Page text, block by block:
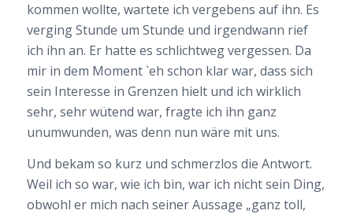
kommen wollte, wartete ich vergebens auf ihn. Es
verging Stunde um Stunde und irgendwann rief
ich ihn an. Er hatte es schlichtweg vergessen. Da
mir in dem Moment `eh schon klar war, dass sich
sein Interesse in Grenzen hielt und ich wirklich
sehr, sehr wütend war, fragte ich ihn ganz
unumwunden, was denn nun wäre mit uns.
Und bekam so kurz und schmerzlos die Antwort.
Weil ich so war, wie ich bin, war ich nicht sein Ding,
obwohl er mich nach seiner Aussage „ganz toll,